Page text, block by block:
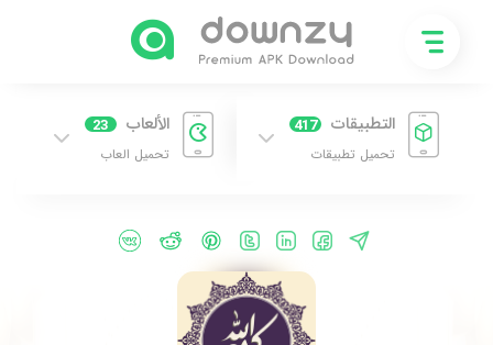
التطبيقات 417
تحميل تطبيقات
الألعاب 23
تحميل العاب